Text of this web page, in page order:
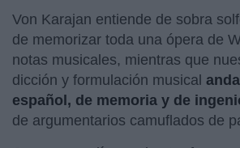
Von Karajan entiende de sobra
de memorizar toda una ópera de
notas musicales, mientras que
dicción y formulación musical
español, de memoria y de
de argumentarios camuflados de